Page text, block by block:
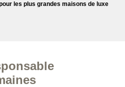
les plus grandes maisons de luxe